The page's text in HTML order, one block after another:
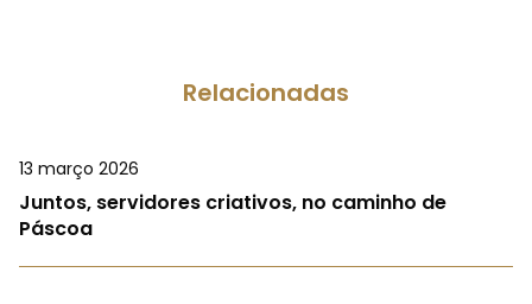
Relacionadas
13 março 2026
Juntos, servidores criativos, no caminho de
Páscoa